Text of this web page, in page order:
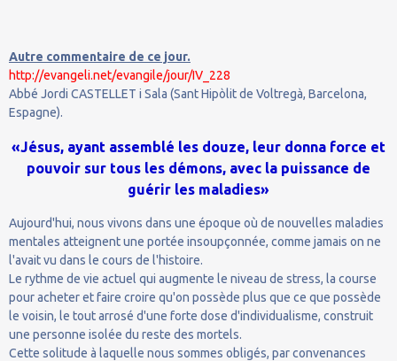
Autre commentaire de ce jour.
http://evangeli.net/evangile/jour/IV_228
Abbé Jordi CASTELLET i Sala (Sant Hipòlit de Voltregà, Barcelona,
Espagne).
«Jésus, ayant assemblé les douze, leur donna force et
pouvoir sur tous les démons, avec la puissance de
guérir les maladies»
Aujourd'hui, nous vivons dans une époque où de nouvelles maladies
mentales atteignent une portée insoupçonnée, comme jamais on ne
l'avait vu dans le cours de l'histoire.
Le rythme de vie actuel qui augmente le niveau de stress, la course
pour acheter et faire croire qu'on possède plus que ce que possède
le voisin, le tout arrosé d'une forte dose d'individualisme, construit
une personne isolée du reste des mortels.
Cette solitude à laquelle nous sommes obligés, par convenances